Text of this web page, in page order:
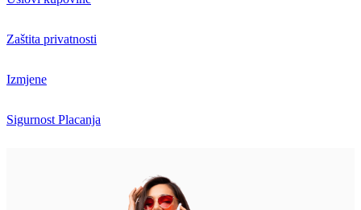
Zaštita privatnosti
Izmjene
Sigurnost Placanja